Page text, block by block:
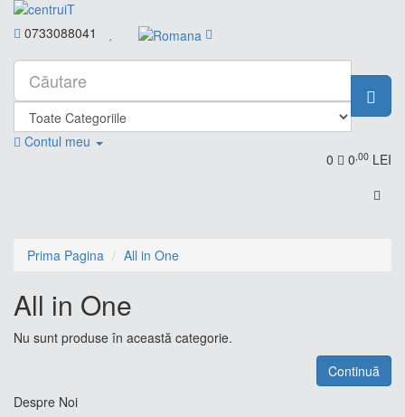
0733088041
Contul meu
0
0,00 LEI
Prima Pagina All in One
All in One
Nu sunt produse în această categorie.
Continuă
Despre Noi